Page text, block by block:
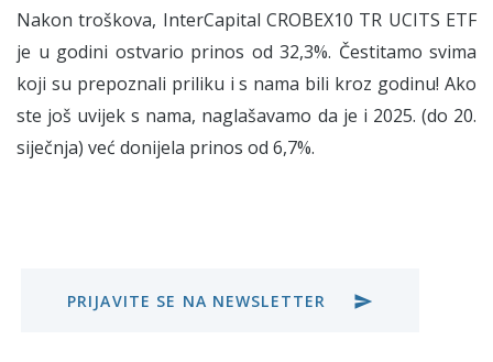
Nakon troškova, InterCapital CROBEX10 TR UCITS ETF
je u godini ostvario prinos od 32,3%. Čestitamo svima
koji su prepoznali priliku i s nama bili kroz godinu! Ako
ste još uvijek s nama, naglašavamo da je i 2025. (do 20.
siječnja) već donijela prinos od 6,7%.
PRIJAVITE SE NA NEWSLETTER send